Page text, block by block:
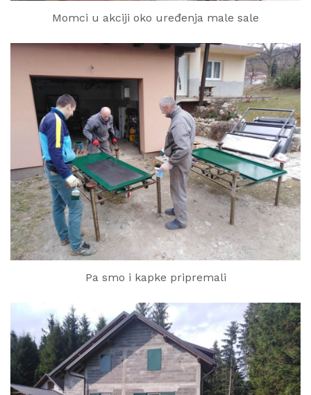
Momci u akciji oko uređenja male sale
Pa smo i kapke pripremali